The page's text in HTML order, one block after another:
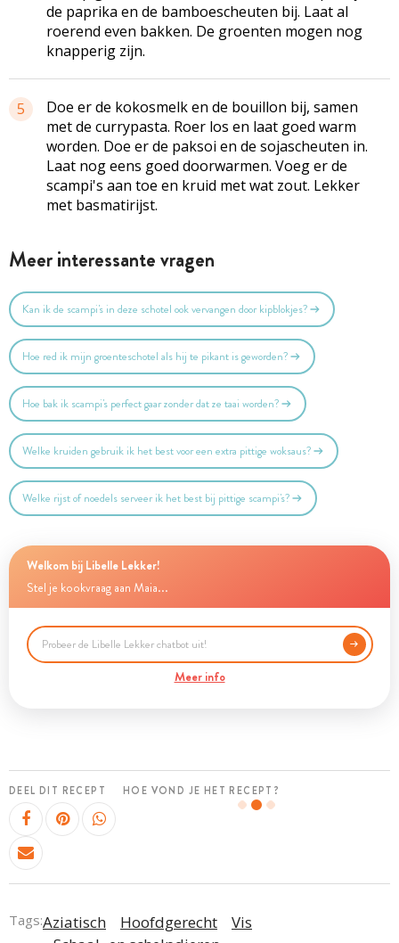
de paprika en de bamboescheuten bij. Laat al
roerend even bakken. De groenten mogen nog
knapperig zijn.
5
Doe er de kokosmelk en de bouillon bij, samen
met de currypasta. Roer los en laat goed warm
worden. Doe er de paksoi en de sojascheuten in.
Laat nog eens goed doorwarmen. Voeg er de
scampi's aan toe en kruid met wat zout. Lekker
met basmatirijst.
Meer interessante vragen
Kan ik de scampi's in deze schotel ook vervangen door kipblokjes?
Hoe red ik mijn groenteschotel als hij te pikant is geworden?
Hoe bak ik scampi's perfect gaar zonder dat ze taai worden?
Welke kruiden gebruik ik het best voor een extra pittige woksaus?
Welke rijst of noedels serveer ik het best bij pittige scampi's?
Welkom bij Libelle Lekker!
Stel je kookvraag aan Maia...
Meer info
DEEL DIT RECEPT HOE VOND JE HET RECEPT?
Tags:Aziatisch Hoofdgerecht
Vis